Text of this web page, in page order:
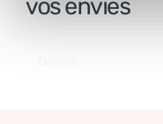
vos envies